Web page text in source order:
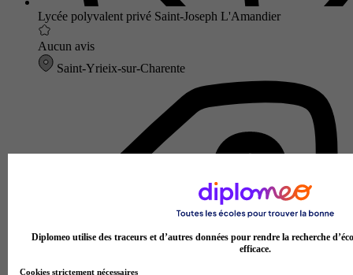
Lycée polyvalent privé Saint-Joseph L'Amandier
Aucun avis
Saint-Yrieix-sur-Charente
Diplomeo utilise des traceurs et d’autres données pour rendre la recherche
efficace.
Cookies strictement nécessaires